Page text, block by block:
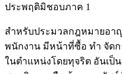
ประพฤติมิชอบภาค 1
สำหรับประมวลกฎหมายอาญ
พนักงาน มีหน้าที่ซื้อ ทำ จัดก
ในตำแหน่งโดยทุจริต อันเป็